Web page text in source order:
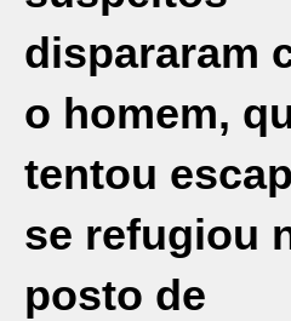
dispararam
o homem,
tentou
se refugiou
posto de